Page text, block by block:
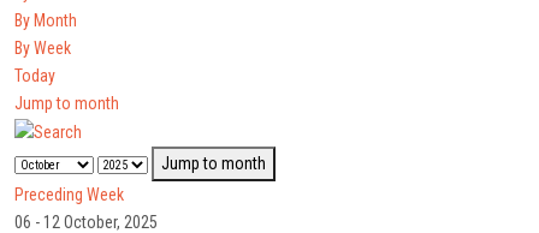
By Month
By Week
Today
Jump to month
Jump to month
Preceding Week
06 - 12 October, 2025